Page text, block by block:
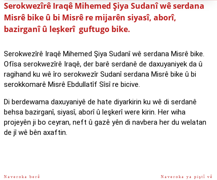
Serokwezîrê Iraqê Mihemed Şiya Sudanî wê serdana
Misrê bike û bi Misrê re mijarên siyasî, aborî,
bazirganî û leşkerî guftugo bike.
Serokwezîrê Iraqê Mihemed Şiya Sudanî wê serdana Misrê bike.
Ofîsa serokwezîrê Iraqê, der barê serdanê de daxuyaniyek da û
ragihand ku wê îro serokwezîr Sudanî serdana Misrê bike û bi
serokkomarê Misrê Ebdullatîf Sîsî re bicive.
Di berdewama daxuyaniyê de hate diyarkirin ku wê di serdanê
behsa bazirganî, siyasî, aborî û leşkerî were kirin. Her wiha
projeyên ji bo ceyran, neft û gazê yên di navbera her du welatan
de jî wê bên axaftin.
Naveroka berê Naveroka ya piştî vê